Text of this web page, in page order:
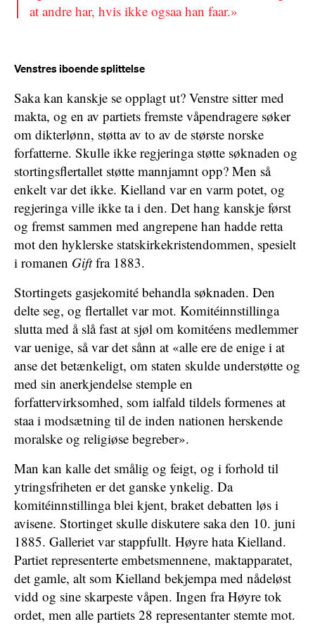
at andre har, hvis ikke ogsaa han faar.»
Venstres iboende splittelse
Saka kan kanskje se opplagt ut? Venstre sitter med
makta, og en av partiets fremste våpendragere søker
om dikterlønn, støtta av to av de største norske
forfatterne. Skulle ikke regjeringa støtte søknaden og
stortingsflertallet støtte mannjamnt opp? Men så
enkelt var det ikke. Kielland var en varm potet, og
regjeringa ville ikke ta i den. Det hang kanskje først
og fremst sammen med angrepene han hadde retta
mot den hyklerske statskirkekristendommen, spesielt
i romanen Giftfra 1883.
Stortingets gasjekomité behandla søknaden. Den
delte seg, og flertallet var mot. Komitéinnstillinga
slutta med å slå fast at sjøl om komitéens medlemmer
var uenige, så var det sånn at «alle ere de enige i at
anse det betænkeligt, om staten skulde understøtte og
med sin anerkjendelse stemple en
forfattervirksomhed, som ialfald tildels formenes at
staa i modsætning til de inden nationen herskende
moralske og religiøse begreber».
Man kan kalle det smålig og feigt, og i forhold til
ytringsfriheten er det ganske ynkelig. Da
komitéinnstillinga blei kjent, braket debatten løs i
avisene. Stortinget skulle diskutere saka den 10. juni
1885. Galleriet var stappfullt. Høyre hata Kielland.
Partiet representerte embetsmennene, maktapparatet,
det gamle, alt som Kielland bekjempa med nådeløst
vidd og sine skarpeste våpen. Ingen fra Høyre tok
ordet, men alle partiets 28 representanter stemte mot.